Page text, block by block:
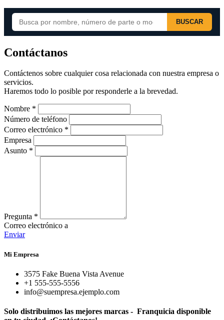
BUSCAR
Contáctanos
Contáctenos sobre cualquier cosa relacionada con nuestra empresa o
servicios.
Haremos todo lo posible por responderle a la brevedad.
Nombre *
Número de teléfono
Correo electrónico *
Empresa
Asunto *
Pregunta *
Correo electrónico a
Enviar
Mi Empresa
3575 Fake Buena Vista Avenue
+1 555-555-5556
info@suempresa.ejemplo.com
Solo distribuimos las mejores marcas - Franquicia disponible